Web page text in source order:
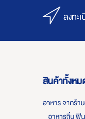
ลงทะ
สินค้าทั้งห
อาหาร จากร้า
อาหารถิ่น ฟิ